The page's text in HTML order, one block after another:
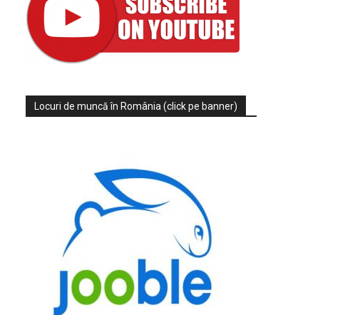
Locuri de muncă în România (click pe banner)